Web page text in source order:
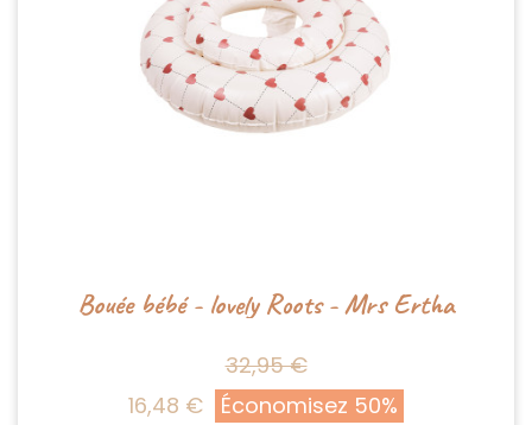
Bouée bébé - lovely Roots - Mrs Ertha
32,95 €
16,48 €
Économisez 50%